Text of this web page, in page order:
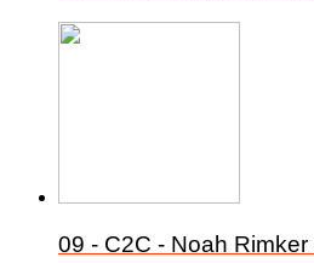
09 - C2C - Noah Rimker